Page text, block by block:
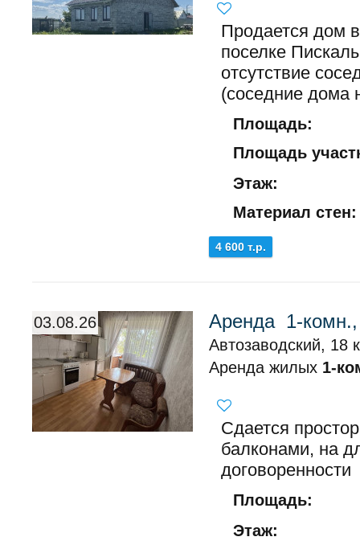
Продается дом
поселке
отсутствие
(соседние дома
Площадь:
Площадь
Этаж:
Материал стен:
4 600 т.р.
03.08.26 Аренда 1-комн.,
Автозаводский, 18
Аренда жилых 1-
Сдается
балконами, на
договоренности
Площадь:
Этаж: